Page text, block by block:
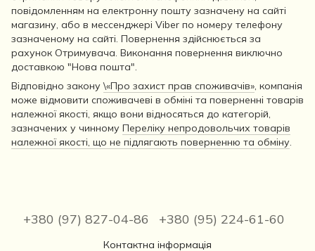
повідомленням на електронну пошту зазначену на сайті
магазину, або в мессенджері Viber по номеру телефону
зазначеному на сайті. Повернення здійснюється за
рахунок Отримувача. Виконання повернення виключно
доставкою "Нова пошта".
Відповідно закону\«Про захист прав споживачів», компанія
може відмовити споживачеві в обміні та поверненні товарів
належної якості, якщо вони відносяться до категорій,
зазначених у чинному Переліку непродовольчих товарів
належної якості, що не підлягають поверненню та обміну.
+380 (97) 827-04-86 +380 (95) 224-61-60
Контактна інформація